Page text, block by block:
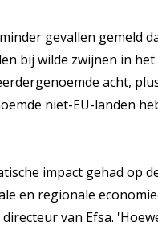
gevallen gemeld
bij wilde zwijnen in
acht,
niet-EU-landen
impact gehad op
en regionale
van Efsa.